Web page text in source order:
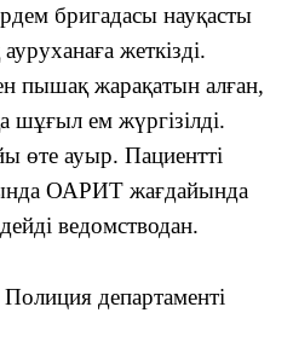
бригадасы науқасты
жеткізді.
пышақ жарақатын алған,
шұғыл ем жүргізілді.
өте ауыр. Пациентті
ОАРИТ жағдайында
ведомстводан.
департаменті